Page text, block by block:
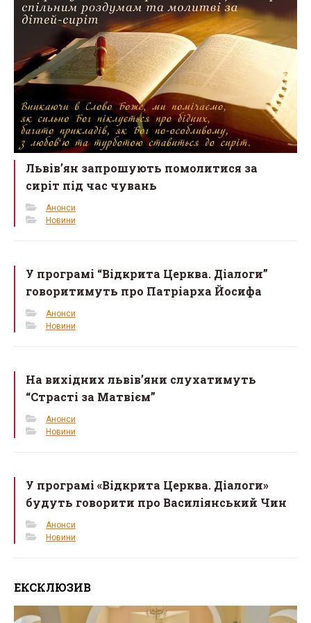
Львів’ян запрошують помолитися за
сиріт під час чувань
Анонси
Новини
У програмі “Відкрита Церква. Діалоги”
говоритимуть про Патріарха Йосифа
Анонси
Новини
На вихідних львів’яни слухатимуть
“Страсті за Матвієм”
Анонси
Новини
У програмі «Відкрита Церква. Діалоги»
будуть говорити про Василіянський Чин
Анонси
Новини
ЕКСКЛЮЗИВ